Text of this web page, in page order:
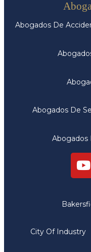
Abogados De
Abogados De
Abogados
City Of Industry